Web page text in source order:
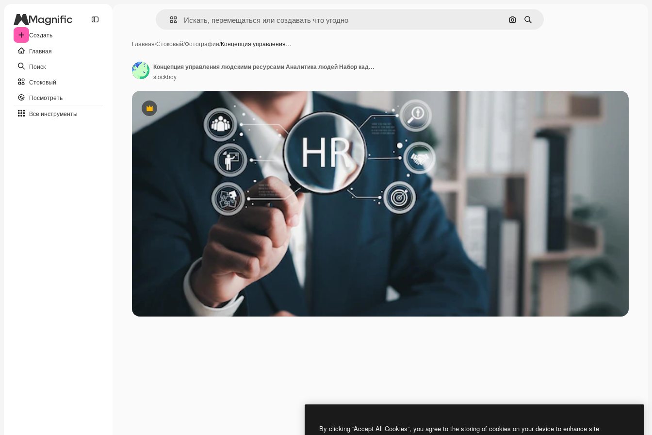
Создать
Главная
Поиск
Стоковый
Посмотреть
Все инструменты
Поиск по изображению
Поиск
Главная/Стоковый/Фотографии/Концепция управления…
Премиум
Концепция управления людскими ресурсами Аналитика людей Набор кадров Лидерство и формирование команды Современные онлайн-технологии для упрощения системы людских ресурсов
stockboy
By clicking “Accept All Cookies”, you agree to the storing of cookies on your device to enhance site